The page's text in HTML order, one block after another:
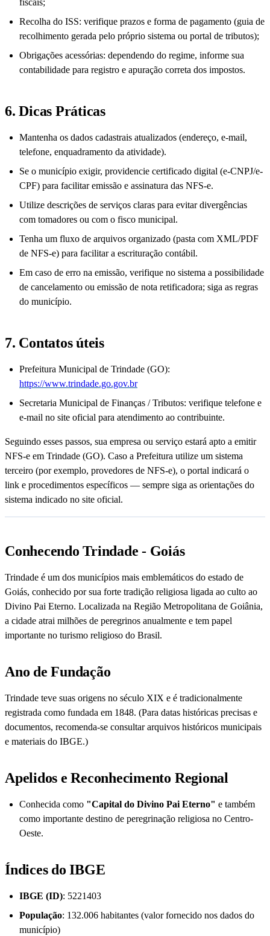
fiscais;
Recolha do ISS: verifique prazos e forma de pagamento (guia de
recolhimento gerada pelo próprio sistema ou portal de tributos);
Obrigações acessórias: dependendo do regime, informe sua
contabilidade para registro e apuração correta dos impostos.
6. Dicas Práticas
Mantenha os dados cadastrais atualizados (endereço, e-mail,
telefone, enquadramento da atividade).
Se o município exigir, providencie certificado digital (e-CNPJ/e-
CPF) para facilitar emissão e assinatura das NFS-e.
Utilize descrições de serviços claras para evitar divergências
com tomadores ou com o fisco municipal.
Tenha um fluxo de arquivos organizado (pasta com XML/PDF
de NFS-e) para facilitar a escrituração contábil.
Em caso de erro na emissão, verifique no sistema a possibilidade
de cancelamento ou emissão de nota retificadora; siga as regras
do município.
7. Contatos úteis
Prefeitura Municipal de Trindade (GO):
https://www.trindade.go.gov.br
Secretaria Municipal de Finanças / Tributos: verifique telefone e
e-mail no site oficial para atendimento ao contribuinte.
Seguindo esses passos, sua empresa ou serviço estará apto a emitir
NFS-e em Trindade (GO). Caso a Prefeitura utilize um sistema
terceiro (por exemplo, provedores de NFS-e), o portal indicará o
link e procedimentos específicos — sempre siga as orientações do
sistema indicado no site oficial.
Conhecendo Trindade - Goiás
Trindade é um dos municípios mais emblemáticos do estado de
Goiás, conhecido por sua forte tradição religiosa ligada ao culto ao
Divino Pai Eterno. Localizada na Região Metropolitana de Goiânia,
a cidade atrai milhões de peregrinos anualmente e tem papel
importante no turismo religioso do Brasil.
Ano de Fundação
Trindade teve suas origens no século XIX e é tradicionalmente
registrada como fundada em 1848. (Para datas históricas precisas e
documentos, recomenda-se consultar arquivos históricos municipais
e materiais do IBGE.)
Apelidos e Reconhecimento Regional
Conhecida como "Capital do Divino Pai Eterno" e também
como importante destino de peregrinação religiosa no Centro-
Oeste.
Índices do IBGE
IBGE (ID): 5221403
População: 132.006 habitantes (valor fornecido nos dados do
município)